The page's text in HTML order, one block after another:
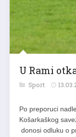
U Rami
Sport
Po preporuci
Košarkaškog
donosi odluku o